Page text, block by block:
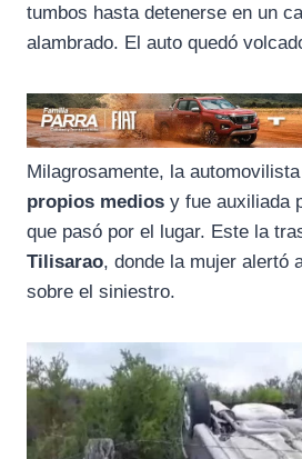
tumbos hasta detenerse en un
alambrado. El auto quedó
Milagrosamente, la
propios medios y fue auxiliada
que pasó por el lugar. Este la
Tilisarao, donde la mujer alertó
sobre el siniestro.